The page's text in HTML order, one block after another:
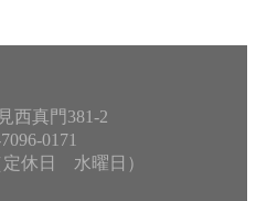
西真門381-2
0171
定休日 水曜日）